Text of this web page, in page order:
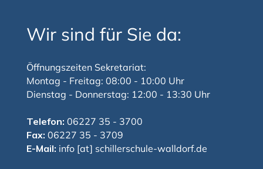
Wir sind für Sie da:
Öffnungszeiten Sekretariat:
Montag - Freitag: 08:00 - 10:00 Uhr
Dienstag - Donnerstag: 12:00 - 13:30 Uhr
Telefon: 06227 35 - 3700
Fax: 06227 35 - 3709
E-Mail: info [at] schillerschule-walldorf.de